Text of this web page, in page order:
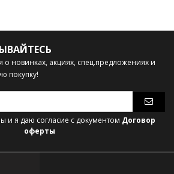
новинках, акциях, спец.предложениях и
покупку!
и я даю согласие с документом Договор
оферты